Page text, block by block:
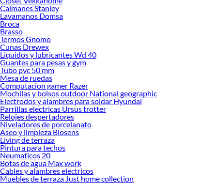
Caimanes Stanley
Lavamanos Domsa
Broca
Brasso
Termos Gnomo
Cunas Drewex
Liquidos y lubricantes Wd 40
Guantes para pesas y gym
Tubo pvc 50 mm
Mesa de ruedas
Computacion gamer Razer
Mochilas y bolsos outdoor National geographic
Electrodos y alambres para soldar Hyundai
Parrillas electricas Ursus trotter
Relojes despertadores
Niveladores de porcelanato
Aseo y limpieza Biosens
Living de terraza
Pintura para techos
Neumaticos 20
Botas de agua Max work
Cables y alambres electricos
Muebles de terraza Just home collection